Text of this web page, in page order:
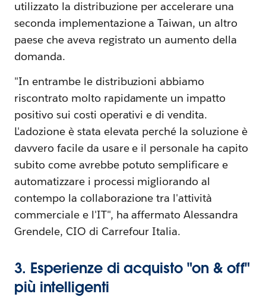
utilizzato la distribuzione per accelerare una
seconda implementazione a Taiwan, un altro
paese che aveva registrato un aumento della
domanda.
"In entrambe le distribuzioni abbiamo
riscontrato molto rapidamente un impatto
positivo sui costi operativi e di vendita.
L'adozione è stata elevata perché la soluzione è
davvero facile da usare e il personale ha capito
subito come avrebbe potuto semplificare e
automatizzare i processi migliorando al
contempo la collaborazione tra l'attività
commerciale e l'IT", ha affermato Alessandra
Grendele, CIO di Carrefour Italia.
3. Esperienze di acquisto "on & off"
più intelligenti